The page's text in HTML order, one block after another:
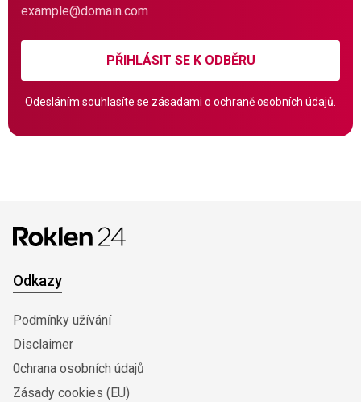
PŘIHLÁSIT SE K ODBĚRU
Odesláním souhlasíte se zásadami o ochraně osobních údajů.
Odkazy
Podmínky užívání
Disclaimer
0chrana osobních údajů
Zásady cookies (EU)